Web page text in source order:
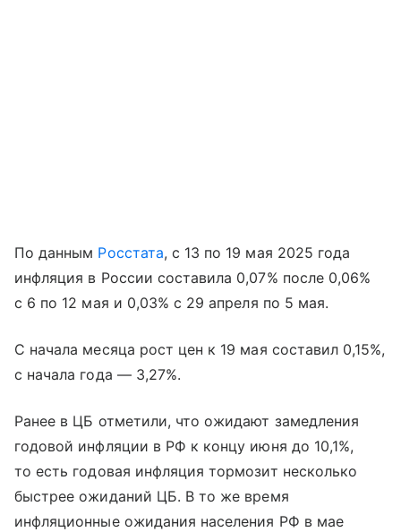
По данным Росстата, с 13 по 19 мая 2025 года
инфляция в России составила 0,07% после 0,06%
с 6 по 12 мая и 0,03% с 29 апреля по 5 мая.
С начала месяца рост цен к 19 мая составил 0,15%,
с начала года — 3,27%.
Ранее в ЦБ отметили, что ожидают замедления
годовой инфляции в РФ к концу июня до 10,1%,
то есть годовая инфляция тормозит несколько
быстрее ожиданий ЦБ. В то же время
инфляционные ожидания населения РФ в мае